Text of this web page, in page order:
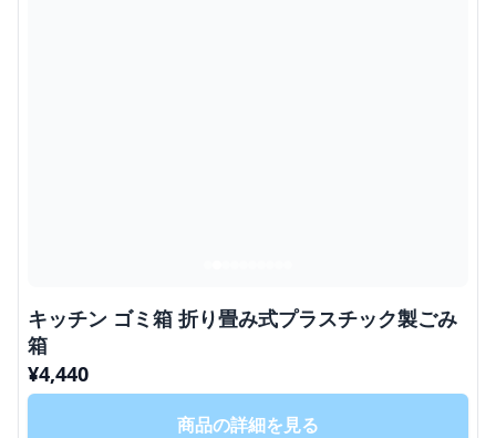
キッチン ゴミ箱 折り畳み式プラスチック製ごみ
箱
¥4,440
商品の詳細を見る